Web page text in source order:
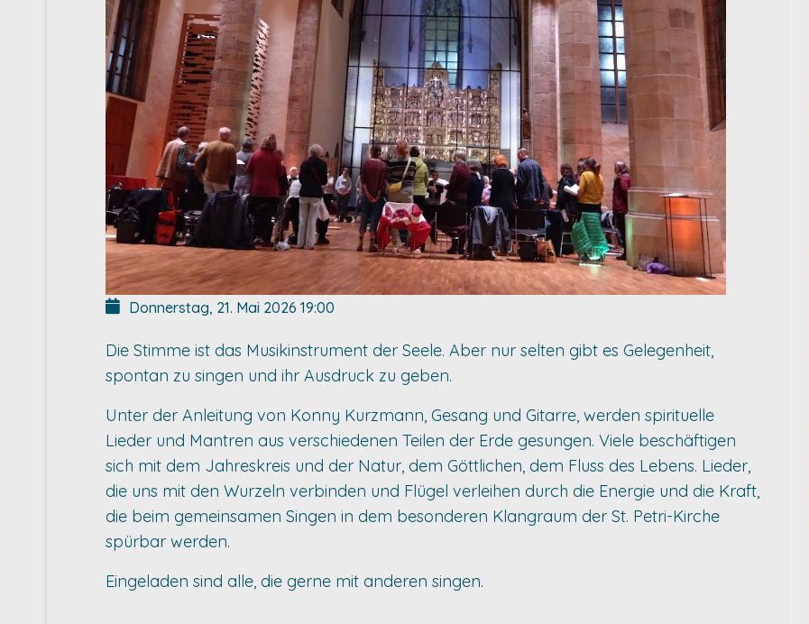
Donnerstag, 21. Mai 2026 19:00
Die Stimme ist das Musikinstrument der Seele. Aber nur selten gibt es Gelegenheit,
spontan zu singen und ihr Ausdruck zu geben.
Unter der Anleitung von Konny Kurzmann, Gesang und Gitarre, werden spirituelle
Lieder und Mantren aus verschiedenen Teilen der Erde gesungen. Viele beschäftigen
sich mit dem Jahreskreis und der Natur, dem Göttlichen, dem Fluss des Lebens. Lieder,
die uns mit den Wurzeln verbinden und Flügel verleihen durch die Energie und die Kraft,
die beim gemeinsamen Singen in dem besonderen Klangraum der St. Petri-Kirche
spürbar werden.
Eingeladen sind alle, die gerne mit anderen singen.